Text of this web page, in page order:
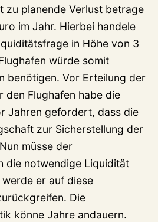
zu planende Verlust betrage
im Jahr. Hierbei handele
in Höhe von 3
würde somit
benötigen. Vor Erteilung der
den Flughafen habe die
Jahren gefordert, dass die
zur Sicherstellung der
müsse der
die notwendige Liquidität
er auf diese
Die
könne Jahre andauern.